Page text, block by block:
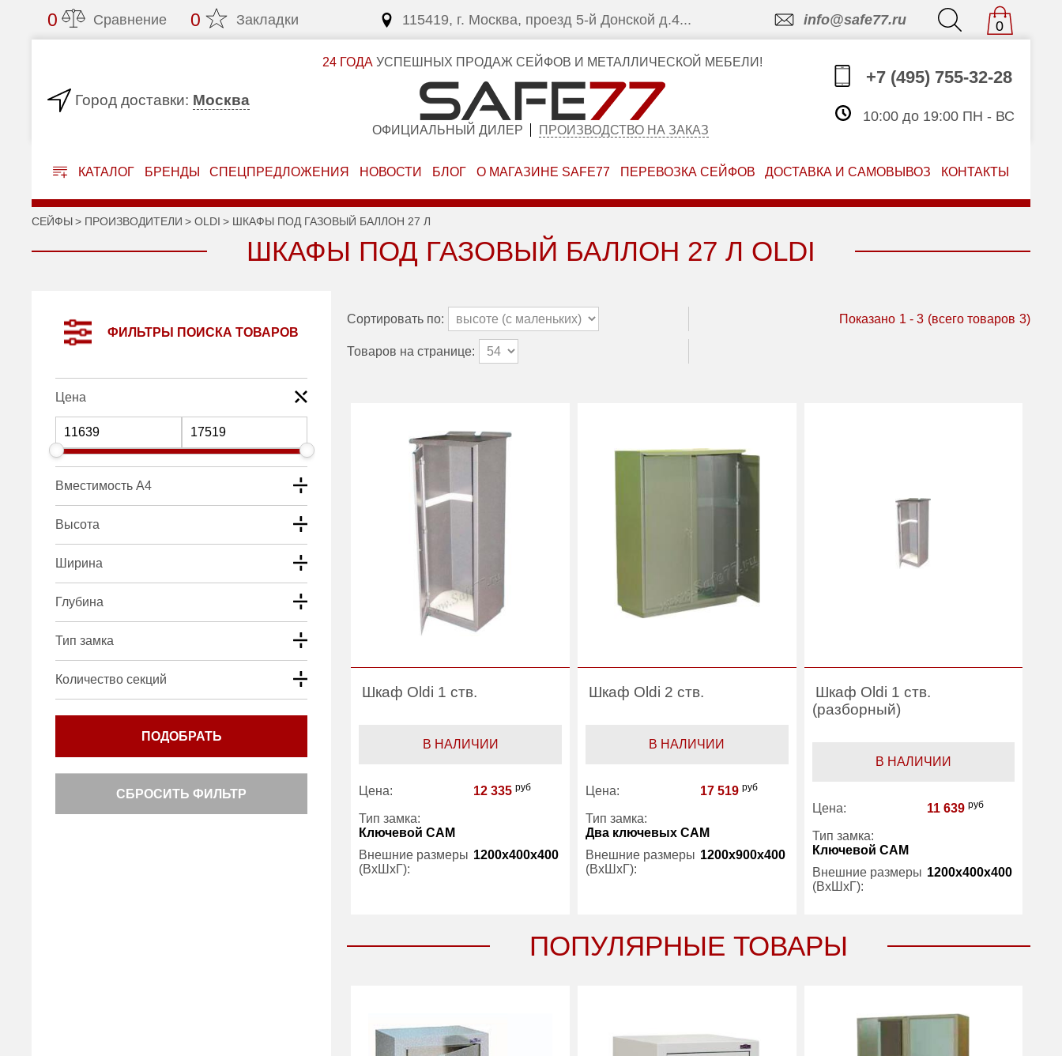
0 Сравнение 0 Закладки 115419, г. Москва, проезд 5-й Донской д.4... info@safe77.ru 0
Город доставки: Москва
24 ГОДАУСПЕШНЫХ ПРОДАЖ СЕЙФОВ И МЕТАЛЛИЧЕСКОЙ МЕБЕЛИ!
ОФИЦИАЛЬНЫЙ ДИЛЕР ПРОИЗВОДСТВО НА ЗАКАЗ
+7 (495) 755-32-28
10:00 до 19:00 ПН - ВС
КАТАЛОГ БРЕНДЫ СПЕЦПРЕДЛОЖЕНИЯ НОВОСТИ БЛОГ О МАГАЗИНЕ SAFE77 ПЕРЕВОЗКА СЕЙФОВ ДОСТАВКА И САМОВЫВОЗ КОНТАКТЫ
СЕЙФЫ ПРОИЗВОДИТЕЛИ OLDI ШКАФЫ ПОД ГАЗОВЫЙ БАЛЛОН 27 Л
ШКАФЫ ПОД ГАЗОВЫЙ БАЛЛОН 27 Л OLDI
ФИЛЬТРЫ ПОИСКА ТОВАРОВ
Цена
Вместимость А4
Высота
Ширина
Глубина
Тип замка
Количество секций
ПОДОБРАТЬ
СБРОСИТЬ ФИЛЬТР
Сортировать по:
Товаров на странице:
Показано 1 - 3 (всего товаров 3)
Шкаф Oldi 1 ств.
В НАЛИЧИИ
Цена: 12 335 руб
Тип замка:
Ключевой САМ
Внешние размеры
(ВхШхГ):
1200x400x400
Шкаф Oldi 2 ств.
В НАЛИЧИИ
Цена: 17 519 руб
Тип замка:
Два ключевых САМ
Внешние размеры
(ВхШхГ):
1200x900x400
Гарантия: 1 год
Шкаф Oldi 1 ств.
(разборный)
В НАЛИЧИИ
Цена: 11 639 руб
Тип замка:
Ключевой САМ
Внешние размеры
(ВхШхГ):
1200x400x400
Гарантия:
ПОПУЛЯРНЫЕ ТОВАРЫ